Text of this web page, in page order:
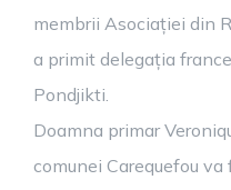
membrii Asociației din
a primit delegația
Pondjikti.
Doamna primar
comunei Carequefou